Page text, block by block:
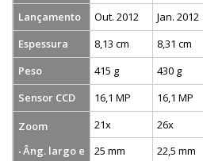
Lançamento Out. 2012 Jan. 2012
Espessura
8,13 cm 8,31 cm
Peso
415 g 430 g
Sensor CCD
16,1 MP 16,1 MP
Zoom
21x 26x
Âng. largo e
25 mm
22,5 mm